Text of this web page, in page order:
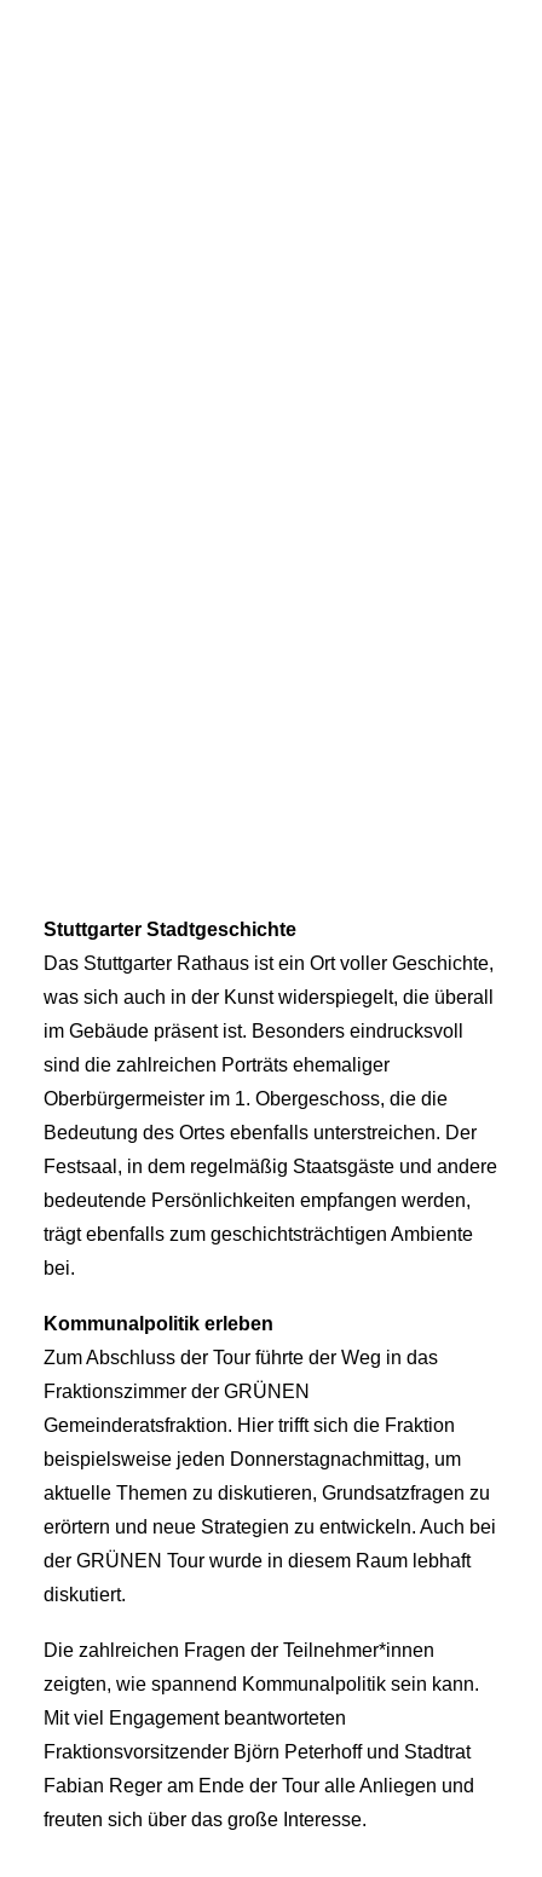
Stuttgarter Stadtgeschichte
Das Stuttgarter Rathaus ist ein Ort voller Geschichte,
was sich auch in der Kunst widerspiegelt, die überall
im Gebäude präsent ist. Besonders eindrucksvoll
sind die zahlreichen Porträts ehemaliger
Oberbürgermeister im 1. Obergeschoss, die die
Bedeutung des Ortes ebenfalls unterstreichen. Der
Festsaal, in dem regelmäßig Staatsgäste und andere
bedeutende Persönlichkeiten empfangen werden,
trägt ebenfalls zum geschichtsträchtigen Ambiente
bei.
Kommunalpolitik erleben
Zum Abschluss der Tour führte der Weg in das
Fraktionszimmer der GRÜNEN
Gemeinderatsfraktion. Hier trifft sich die Fraktion
beispielsweise jeden Donnerstagnachmittag, um
aktuelle Themen zu diskutieren, Grundsatzfragen zu
erörtern und neue Strategien zu entwickeln. Auch bei
der GRÜNEN Tour wurde in diesem Raum lebhaft
diskutiert.
Die zahlreichen Fragen der Teilnehmer*innen
zeigten, wie spannend Kommunalpolitik sein kann.
Mit viel Engagement beantworteten
Fraktionsvorsitzender Björn Peterhoff und Stadtrat
Fabian Reger am Ende der Tour alle Anliegen und
freuten sich über das große Interesse.